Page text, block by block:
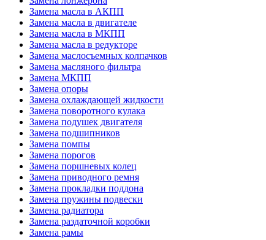
Замена масла в АКПП
Замена масла в двигателе
Замена масла в МКПП
Замена масла в редукторе
Замена маслосъемных колпачков
Замена масляного фильтра
Замена МКПП
Замена опоры
Замена охлаждающей жидкости
Замена поворотного кулака
Замена подушек двигателя
Замена подшипников
Замена помпы
Замена порогов
Замена поршневых колец
Замена приводного ремня
Замена прокладки поддона
Замена пружины подвески
Замена радиатора
Замена раздаточной коробки
Замена рамы